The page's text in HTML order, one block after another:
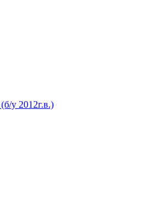
у 2012г.в.)